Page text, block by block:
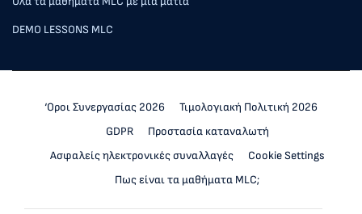
DEMO LESSONS MLC
‘Οροι Συνεργασίας 2026
Τιμολογιακή Πολιτική 2026
GDPR
Προστασία καταναλωτή
Ασφαλείς ηλεκτρονικές συναλλαγές
Cookie Settings
Πως είναι τα μαθήματα MLC;